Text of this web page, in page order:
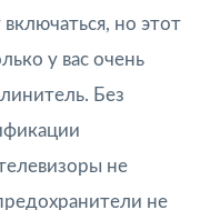
но этот
у вас очень
Без
не
не